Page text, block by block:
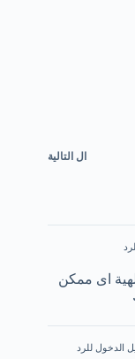
ال التالية
اى ممكن
الدخول للرد